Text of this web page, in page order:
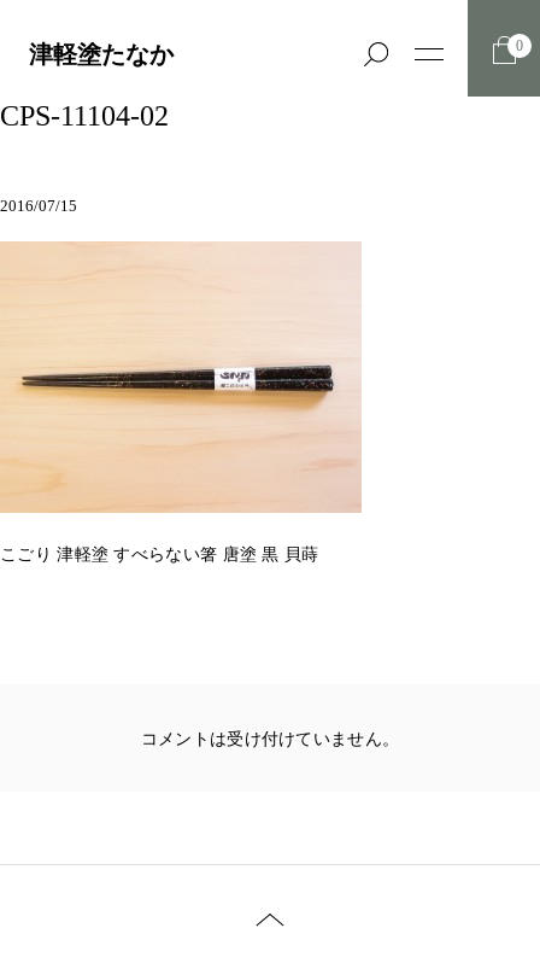
津軽塗たなか 0
CPS-11104-02
2016/07/15
こごり 津軽塗 すべらない箸 唐塗 黒 貝蒔
コメントは受け付けていません。